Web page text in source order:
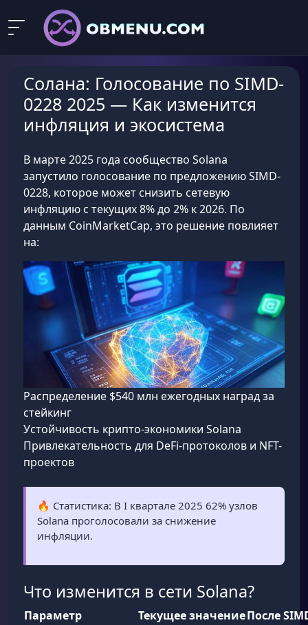
Солана: Голосование по SIMD-
0228 2025 — Как изменится
инфляция и экосистема
В марте 2025 года сообщество Solana
запустило голосование по предложению SIMD-
0228, которое может снизить сетевую
инфляцию с текущих 8% до 2% к 2026. По
данным CoinMarketCap, это решение повлияет
на:
Распределение $540 млн ежегодных наград за
стейкинг
Устойчивость крипто-экономики Solana
Привлекательность для DeFi-протоколов и NFT-
проектов
🔥 Статистика: В I квартале 2025 62% узлов
Solana проголосовали за снижение
инфляции.
Что изменится в сети Solana?
Параметр Текущее значениеПосле